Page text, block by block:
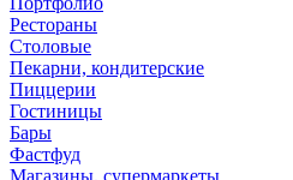
Рестораны
Столовые
Пекарни, кондитерские
Пиццерии
Гостиницы
Бары
Фастфуд
Магазины, супермаркеты